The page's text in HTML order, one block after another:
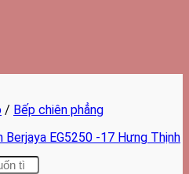
/ Bếp chiên phẳng